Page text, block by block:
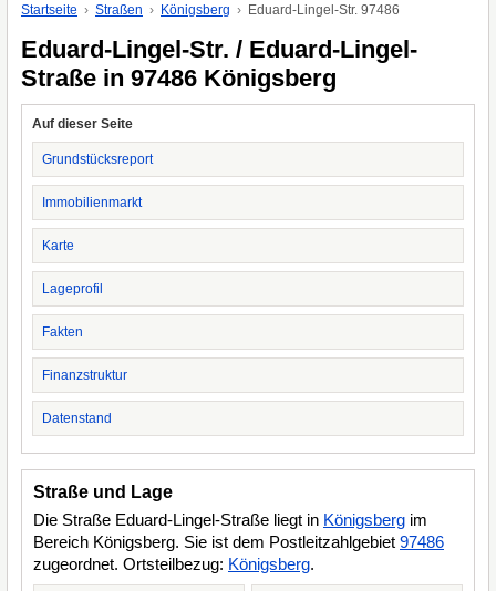
Startseite Straßen Königsberg Eduard-Lingel-Str. 97486
Eduard-Lingel-Str. / Eduard-Lingel-
Straße in 97486 Königsberg
Auf dieser Seite
Grundstücksreport
Immobilienmarkt
Karte
Lageprofil
Fakten
Finanzstruktur
Datenstand
Straße und Lage
Die Straße Eduard-Lingel-Straße liegt in Königsberg im
Bereich Königsberg. Sie ist dem Postleitzahlgebiet 97486
zugeordnet. Ortsteilbezug: Königsberg.